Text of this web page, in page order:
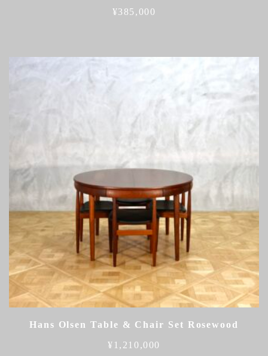
¥385,000
Hans Olsen Table & Chair Set Rosewood
¥ 1,210,000